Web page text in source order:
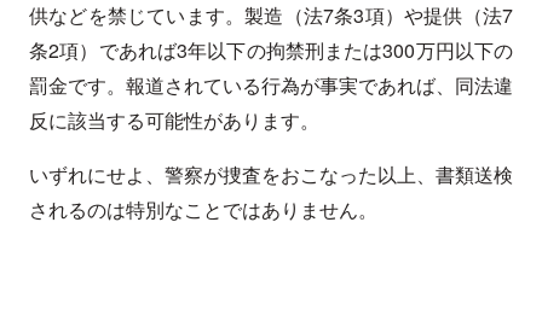
供などを禁じています。製造（法7条3項）や提供（法7
条2項）であれば3年以下の拘禁刑または300万円以下の
罰金です。報道されている行為が事実であれば、同法違
反に該当する可能性があります。
いずれにせよ、警察が捜査をおこなった以上、書類送検
されるのは特別なことではありません。